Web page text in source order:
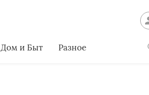
Дом и Быт Разное